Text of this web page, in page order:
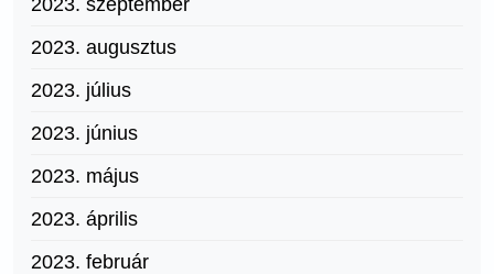
2023. augusztus
2023. július
2023. június
2023. május
2023. április
2023. február